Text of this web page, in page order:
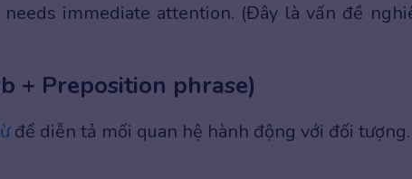
immediate attention. (Đây là vấn đề
+ Preposition phrase)
để diễn tả mối quan hệ hành động với đối tượng.